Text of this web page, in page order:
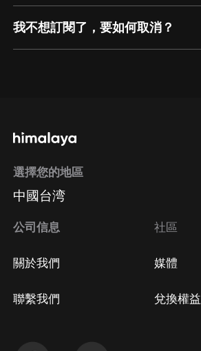
我不想訂閱了，要如何取消？
方法 Google Play取消訂閱方法
選擇您的地區
中國台湾
公司信息
關於我們
聯繫我們
社區
媒體
兌換權益